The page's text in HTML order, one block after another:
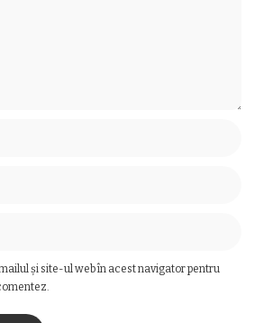
și site-ul web în acest navigator pentru